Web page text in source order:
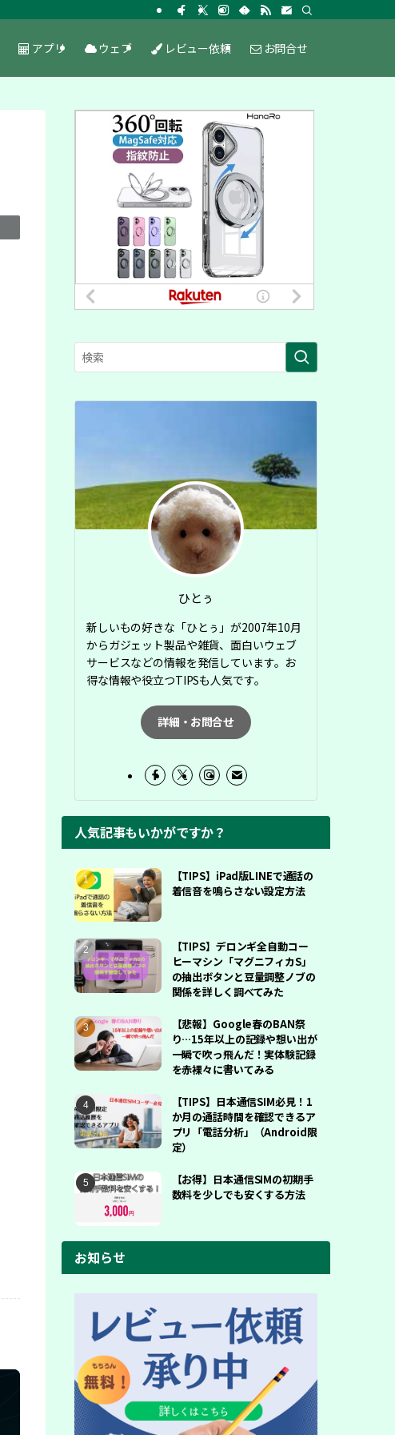
アプリ ウェブ レビュー依頼 お問合せ
ひとぅ
新しいもの好きな「ひとぅ」が2007年10月
からガジェット製品や雑貨、面白いウェブ
サービスなどの情報を発信しています。お
得な情報や役立つTIPSも人気です。
詳細・お問合せ
人気記事もいかがですか？
【TIPS】iPad版LINEで通話の
着信音を鳴らさない設定方法
【TIPS】デロンギ全自動コー
ヒーマシン「マグニフィカS」
の抽出ボタンと豆量調整ノブの
関係を詳しく調べてみた
【悲報】Google春のBAN祭
り…15年以上の記録や想い出が
一瞬で吹っ飛んだ！実体験記録
を赤裸々に書いてみる
【TIPS】日本通信SIM必見！1
か月の通話時間を確認できるア
プリ「電話分析」（Android限
定）
【お得】日本通信SIMの初期手
数料を少しでも安くする方法
お知らせ